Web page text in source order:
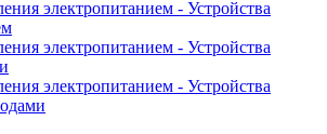
электропитанием - Устройства
электропитанием - Устройства
электропитанием - Устройства